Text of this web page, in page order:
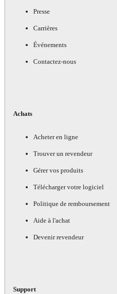
Presse
Carrières
Événements
Contactez-nous
Achats
Acheter en ligne
Trouver un revendeur
Gérer vos produits
Télécharger votre logiciel
Politique de remboursement
Aide à l'achat
Devenir revendeur
Support